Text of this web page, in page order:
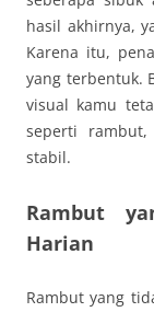
hasil akhirnya,
Karena itu,
yang terbentuk.
visual kamu
seperti
stabil.
Rambut
Harian
Rambut yang